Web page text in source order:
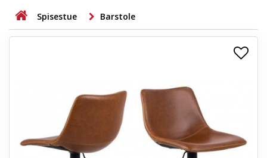
+
STUE
+
+
TÆPPER
Spisestue Barstole